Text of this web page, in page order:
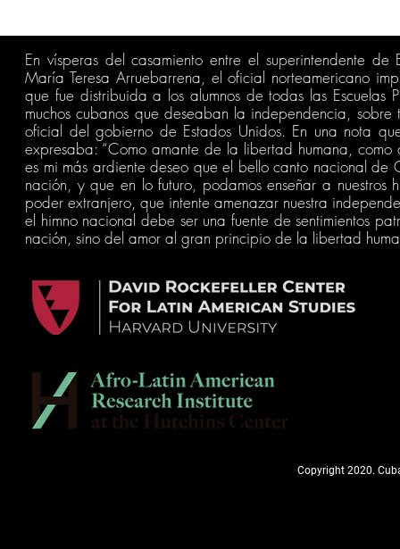
En vísperas del casamiento entre el superintendente
María Teresa Arruebarrena, el oficial norteamericano
que fue distribuida a los alumnos de todas las Escuelas
muchos cubanos que deseaban la independencia,
oficial del gobierno de Estados Unidos. En una nota
expresaba: “Como amante de la libertad humana,
es mi más ardiente deseo que el bello canto nacional
nación, y que en lo futuro, podamos enseñar a
poder extranjero, que intente amenazar nuestra
el himno nacional debe ser una fuente de sentimientos
nación, sino del amor al gran principio de la libertad
Copyright 2020.